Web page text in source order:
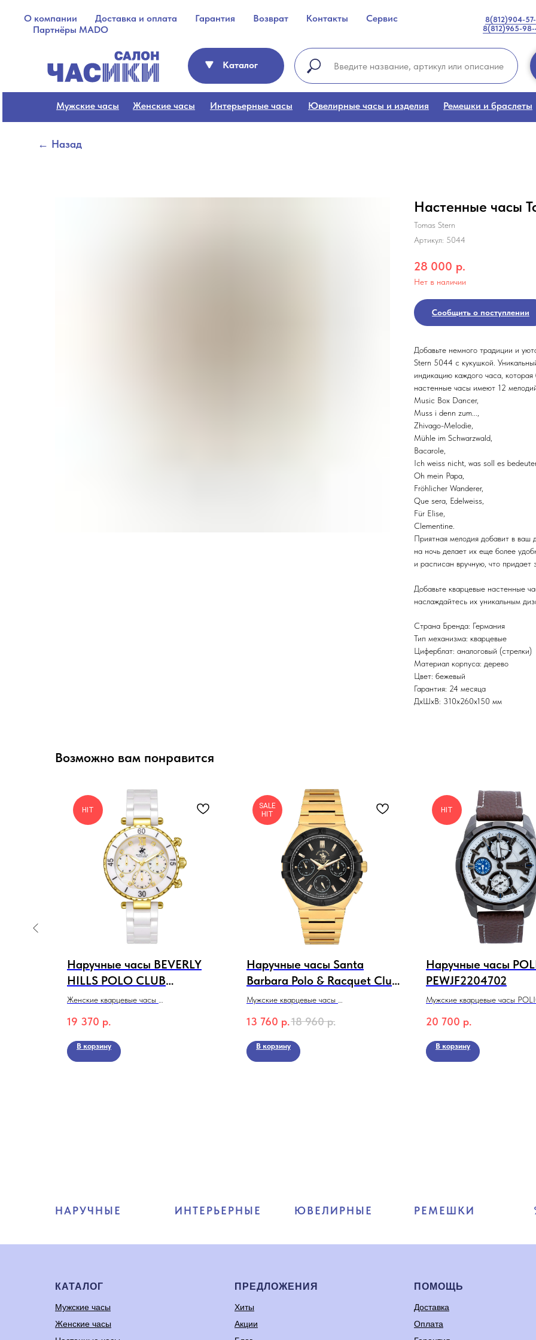
О компании Доставка и оплата Гарантия Возврат Контакты
Сервис
Партнёры MADO
8(812)904-
8(812)965-
Мужские часы Женские часы Интерьерные часы Ювелирные часы и изделия Ремешки и браслеты
← Назад
Каталог
Настенные часы
Tomas Stern
Артикул: 5044
28 000 р.
Нет в наличии
Сообщить о поступлении
Добавьте немного традиции и
Stern 5044 с кукушкой.
индикацию каждого часа,
настенные часы имеют 12
Music Box Dancer,
Muss i denn zum...,
Zhivago-Melodie,
Mühle im Schwarzwald,
Bacarole,
Ich weiss nicht, was soll es
Oh mein Papa,
Fröhlicher Wanderer,
Que sera, Edelweiss,
Für Elise,
Clementine.
Приятная мелодия добавит в ваш
на ночь делает их еще более
и расписан вручную, что
Добавьте кварцевые настенные
наслаждайтесь их уникальным
Страна Бренда: Германия
Тип механизма: кварцевые
Циферблат: аналоговый (стрелки)
Материал корпуса: дерево
Цвет: бежевый
Гарантия: 24 месяца
ДxШxВ: 310x260x150 мм
Возможно вам понравится
HIT
Наручные часы BEVERLY
HILLS POLO CLUB
BP3774X.120
Женские кварцевые часы
Коллекция Ceramic
19 370 р.
В корзину
SALE
HIT
Наручные часы Santa
Barbara Polo & Racquet Club
SB.1.10548-5
Мужские кварцевые часы
SB.1.10548-5
13 760 р.18 960 р.
В корзину
HIT
Наручные часы
PEWJF2204702
Мужские кварцевые часы
20 700 р.
В корзину
НАРУЧНЫЕ ИНТЕРЬЕРНЫЕ ЮВЕЛИРНЫЕ РЕМЕШКИ
КАТАЛОГ
Мужские часы
Женские часы
ПРЕДЛОЖЕНИЯ
Хиты
Акции
ПОМОЩЬ
Доставка
Оплата